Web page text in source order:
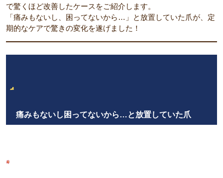
で驚くほど改善したケースをご紹介します。
「痛みもないし、困ってないから…」と放置していた爪が、定
期的なケアで驚きの変化を遂げました！
痛みもないし困ってないから…と放置していた爪